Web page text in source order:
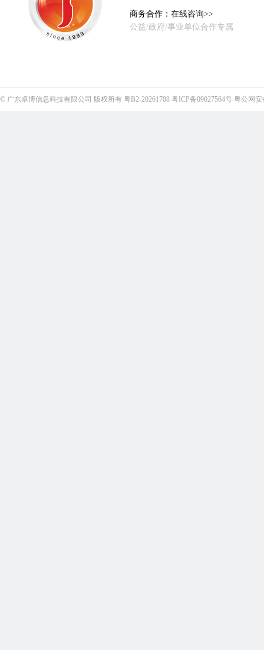
商务合作： 在线咨询>>
公益/政府/事业单位合作专属
© 广东卓博信息科技有限公司 版权所有 粤B2-20261708 粤ICP备09027564号 粤公网安